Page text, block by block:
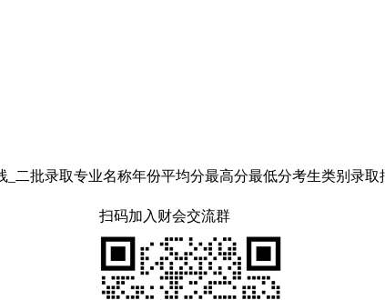
二批录取专业名称年份平均分最高分最低分考生类别录
扫码加入财会交流群